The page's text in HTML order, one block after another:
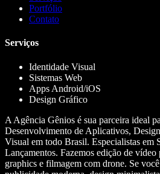
Portfólio
Contato
Serviços
Identidade Visual
Sistemas Web
Apps Android/iOS
Design Gráfico
A Agência Gênios é sua parceira ideal
Desenvolvimento de Aplicativos,
Visual em todo Brasil. Especialistas
Lançamentos. Fazemos edição de
graphics e filmagem com drone. Se